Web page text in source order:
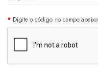
Digite o código no campo abaixo